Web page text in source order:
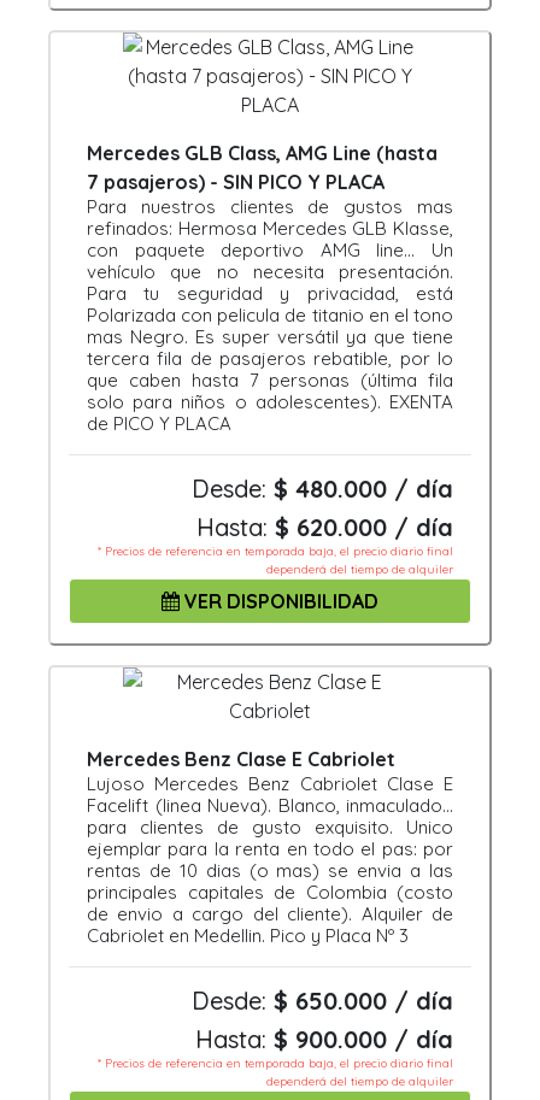
Mercedes GLB Class, AMG Line (hasta
7 pasajeros) - SIN PICO Y PLACA
Para nuestros clientes de gustos mas
refinados: Hermosa Mercedes GLB Klasse,
con paquete deportivo AMG line... Un
vehículo que no necesita presentación.
Para tu seguridad y privacidad, está
Polarizada con pelicula de titanio en el tono
mas Negro. Es super versátil ya que tiene
tercera fila de pasajeros rebatible, por lo
que caben hasta 7 personas (última fila
solo para niños o adolescentes). EXENTA
de PICO Y PLACA
Desde: $ 480.000 / día
Hasta: $ 620.000 / día
* Precios de referencia en temporada baja, el precio diario final
dependerá del tiempo de alquiler
VER DISPONIBILIDAD
Mercedes Benz Clase E Cabriolet
Lujoso Mercedes Benz Cabriolet Clase E
Facelift (linea Nueva). Blanco, inmaculado...
para clientes de gusto exquisito. Unico
ejemplar para la renta en todo el pas: por
rentas de 10 dias (o mas) se envia a las
principales capitales de Colombia (costo
de envio a cargo del cliente). Alquiler de
Cabriolet en Medellin. Pico y Placa Nº 3
Desde: $ 650.000 / día
Hasta: $ 900.000 / día
* Precios de referencia en temporada baja, el precio diario final
dependerá del tiempo de alquiler